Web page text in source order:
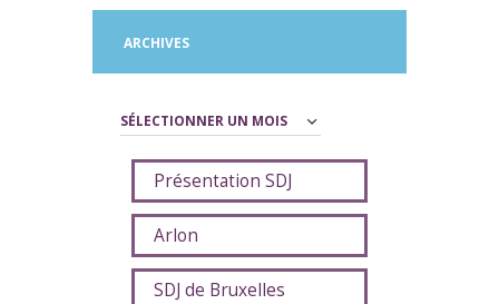
ARCHIVES
Archives
Présentation SDJ
Arlon
SDJ de Bruxelles